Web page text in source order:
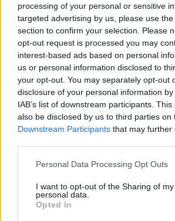
processing of your personal or sensitive
targeted advertising by us, please use
section to confirm your selection. Please
opt-out request is processed you may
interest-based ads based on personal
us or personal information disclosed to
your opt-out. You may separately opt-out
disclosure of your personal information
IAB’s list of downstream participants.
also be disclosed by us to third parties on
Downstream Participants that may further
Personal Data Processing Opt Outs
I want to opt-out of the Sharing of my
personal data.
Opted In
Le 5 sarde ancora nel
laziali, 4 campane e la
Venafro
6 Ago 2026
L'Ossese si prepara
Cabrera, Tesio,
giovani tra i…
7 Ago 2026
Coppa Italia: Aranova-
Budoni-Latte Dolce e
6 Ago 2026
soldi per pagare le
assuma le responsabilità»